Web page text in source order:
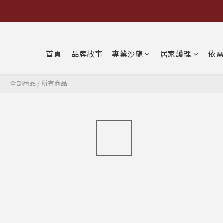
首頁 品牌故事 專業沙龍 居家護理 依
全部商品 / 所有商品